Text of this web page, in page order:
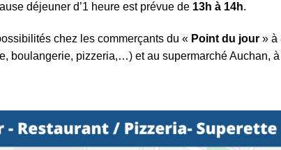
déjeuner d’1 heure est prévue de 13h à 14h.
chez les commerçants du « Point du jour » à
boulangerie, pizzeria,…) et au supermarché Auchan,